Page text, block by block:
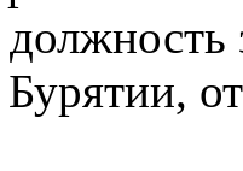
Бурятии,